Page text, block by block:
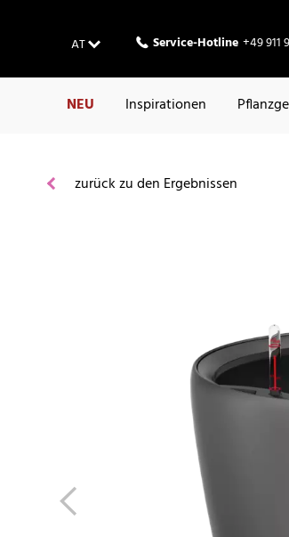
AT Service-Hotline +49 911
NEU Inspirationen
zurück zu den Ergebnissen